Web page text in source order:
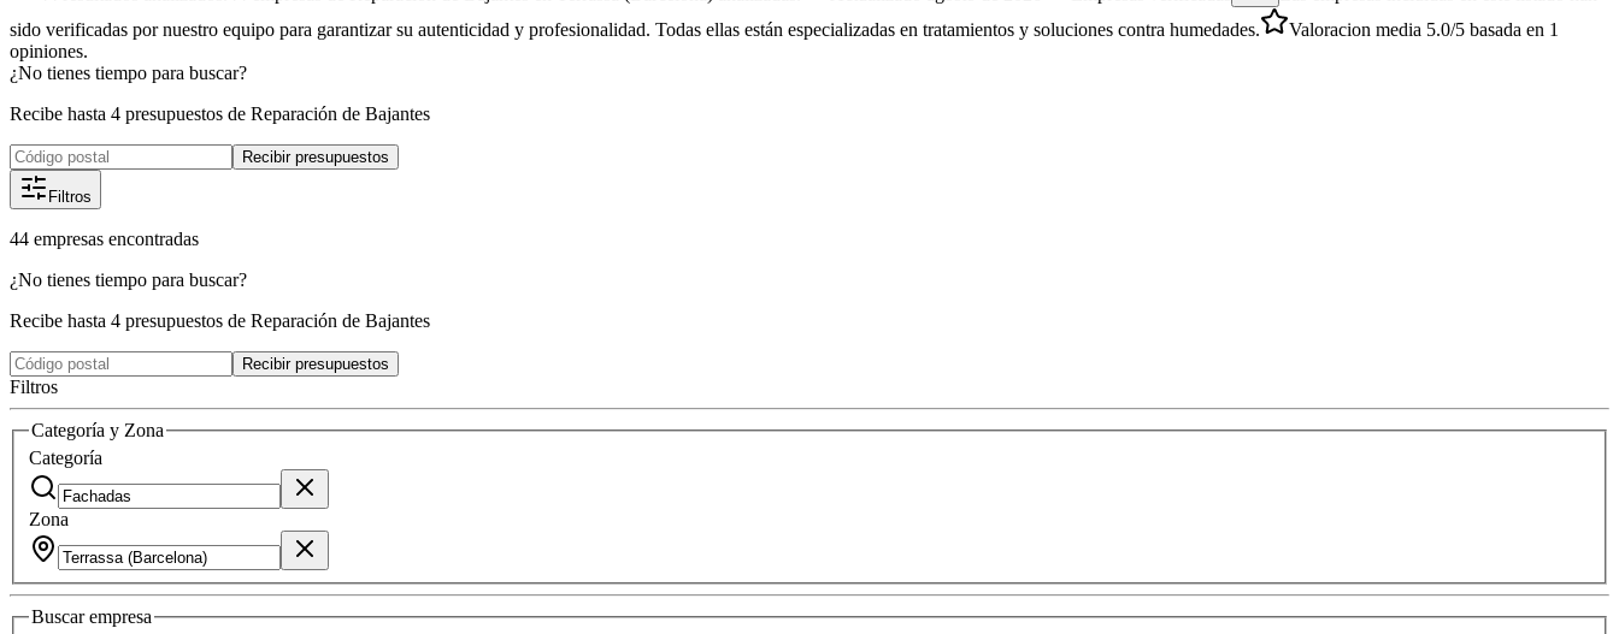
sido verificadas por nuestro equipo para garantizar su autenticidad y profesionalidad. Todas ellas están especializadas en tratamientos y soluciones contra humedades.
Valoracion media 5.0/5 basada en 1
opiniones.
¿No tienes tiempo para buscar?
Recibe hasta 4 presupuestos de Reparación de Bajantes
Recibir presupuestos
Filtros
44 empresas encontradas
¿No tienes tiempo para buscar?
Recibe hasta 4 presupuestos de Reparación de Bajantes
Recibir presupuestos
Filtros
Categoría y Zona
Categoría
Zona
Buscarempresa